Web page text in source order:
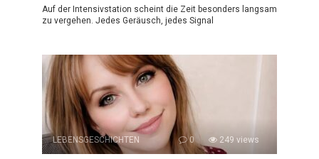
Auf der Intensivstation scheint die Zeit besonders langsam
zu vergehen. Jedes Geräusch, jedes Signal
LEBENSGESCHICHTEN 0 249 views